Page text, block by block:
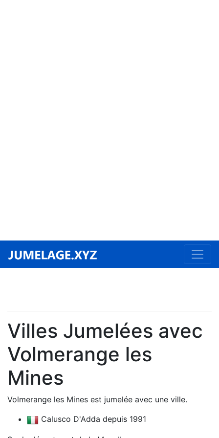
Villes Jumelées avec
Volmerange les
Mines
Volmerange les Mines est jumelée avec une ville.
Calusco D'Adda depuis 1991